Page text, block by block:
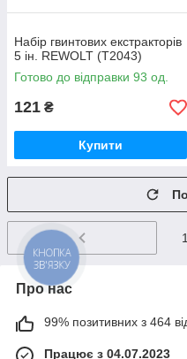
Набір гвинтових екстракторів
5 ін. REWOLT (T2043)
Готово до відправки 93 од.
121 ₴
Купити
1
Про нас
99% позитивних з 464
Працює з 04.07.2023
КНОПКА
ЗВ'ЯЗКУ